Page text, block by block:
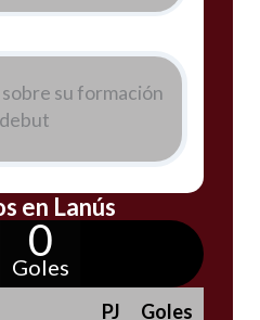
su formación
en Lanús
0
Goles
PJ Goles